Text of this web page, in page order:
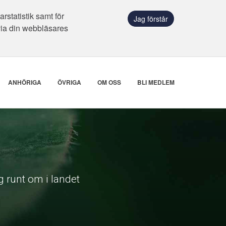
samt för
din webbläsares
Jag förstår
ANHÖRIGA ÖVRIGA OM OSS BLI MEDLEM
runt om i landet